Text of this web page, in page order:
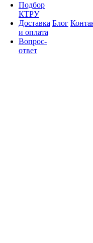
Подбор
КТРУ
Доставка
и оплата
Вопрос-
ответ
Блог